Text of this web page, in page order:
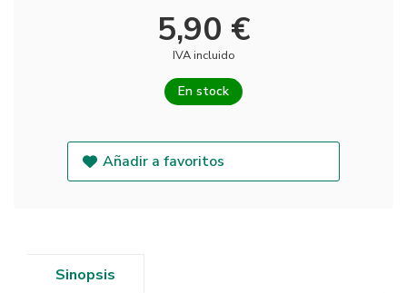
5,90 €
IVA incluido
En stock
Añadir a favoritos
Sinopsis